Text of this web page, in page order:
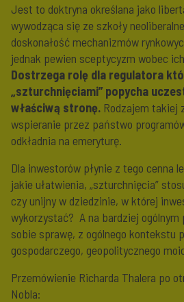
Jest to doktryna określana jako
wywodząca się ze szkoły
doskonałość mechanizmów
jednak pewien sceptycyzm wobec
Dostrzega rolę dla regulatora
„szturchnięciami” popycha
właściwą stronę. Rodzajem takiej
wspieranie przez państwo
odkładnia na emeryturę.
Dla inwestorów płynie z tego cenna
jakie ułatwienia, „szturchnięcia”
czy unijny w dziedzinie, w której
wykorzystać? A na bardziej ogólnym
sobie sprawę, z ogólnego kontekstu
gospodarczego, geopolitycznego
Przemówienie Richarda Thalera po
Nobla: